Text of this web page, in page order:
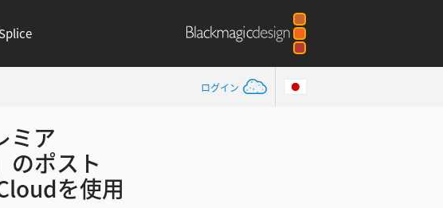
Splice
ログイン
ミア
ポスト
を使用